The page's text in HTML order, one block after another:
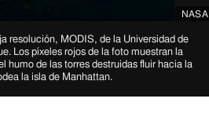
NASA
resolución, MODIS, de la Universidad de
Los píxeles rojos de la foto muestran la
humo de las torres destruidas fluir hacia la
la isla de Manhattan.